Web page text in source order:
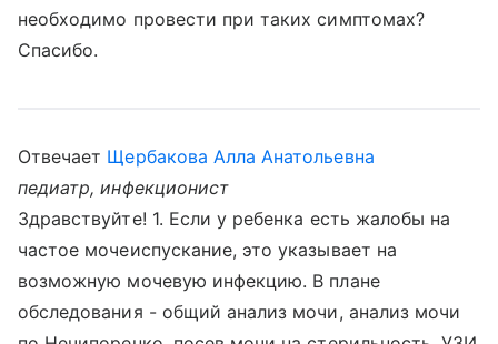
необходимо провести при таких симптомах?
Спасибо.
Отвечает Щербакова Алла Анатольевна
педиатр, инфекционист
Здравствуйте! 1. Если у ребенка есть жалобы на
частое мочеиспускание, это указывает на
возможную мочевую инфекцию. В плане
обследования - общий анализ мочи, анализ мочи